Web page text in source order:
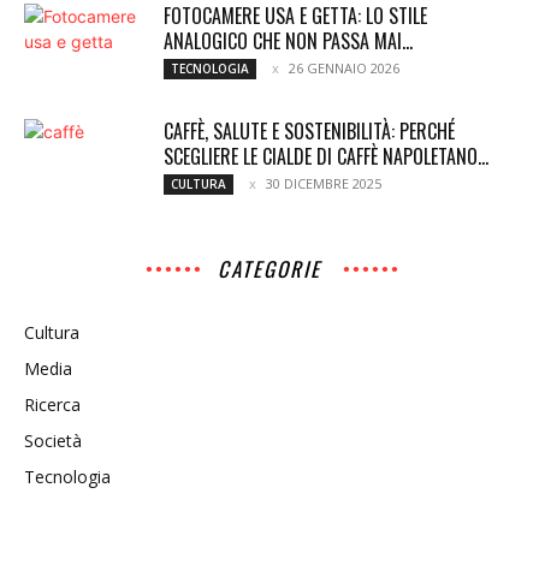
FOTOCAMERE USA E GETTA: LO STILE
ANALOGICO CHE NON PASSA MAI...
TECNOLOGIA 26 GENNAIO 2026
CAFFÈ, SALUTE E SOSTENIBILITÀ: PERCHÉ
SCEGLIERE LE CIALDE DI CAFFÈ NAPOLETANO...
CULTURA 30 DICEMBRE 2025
CATEGORIE
Cultura
Media
Ricerca
Società
Tecnologia